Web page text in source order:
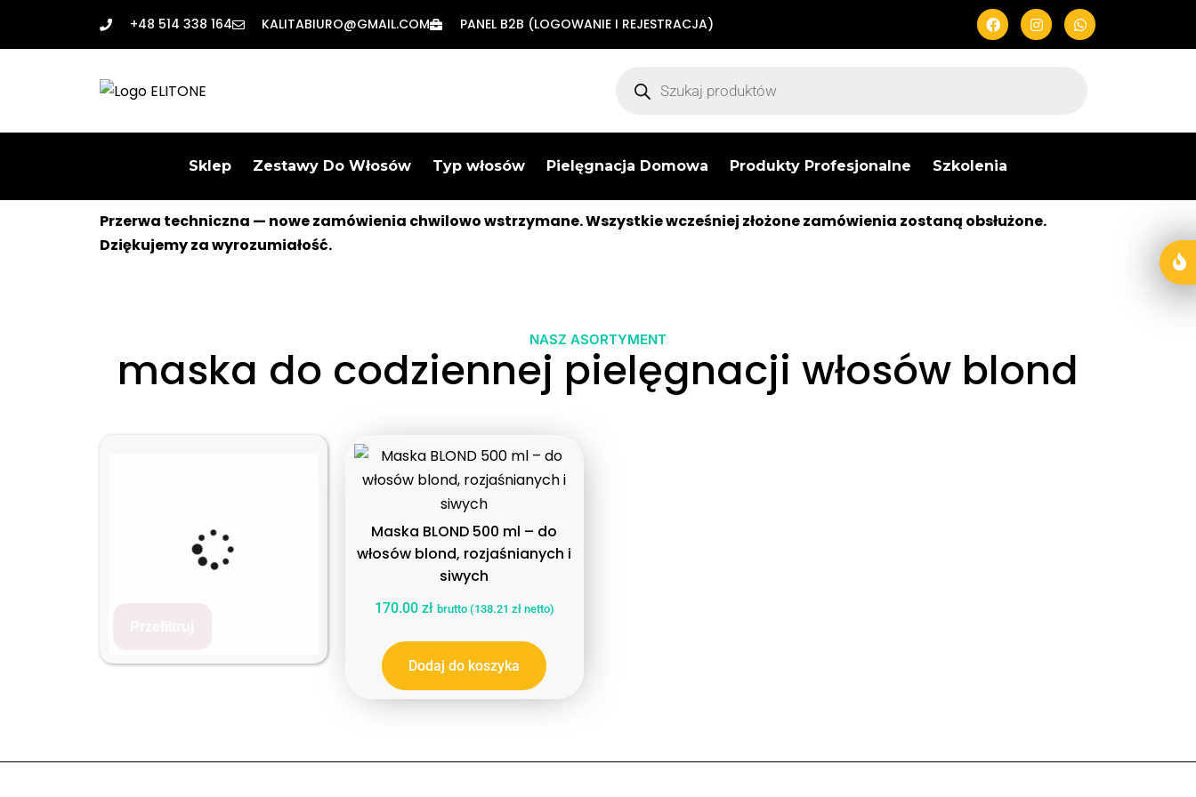
+48 514 338 164 KALITABIURO@GMAIL.COM PANEL B2B (LOGOWANIE I REJESTRACJA)
Sklep Zestawy Do Włosów Typ włosów Pielęgnacja Domowa Produkty Profesjonalne Szkolenia
Przerwa techniczna — nowe zamówienia chwilowo wstrzymane. Wszystkie wcześniej złożone zamówienia zostaną obsłużone.
Dziękujemy za wyrozumiałość.
NASZ ASORTYMENT
maska do codziennej pielęgnacji włosów blond
Maska BLOND 500 ml – do
włosów blond, rozjaśnianych i
siwych
170.00 zł brutto (138.21 złnetto)
Dodaj do koszyka